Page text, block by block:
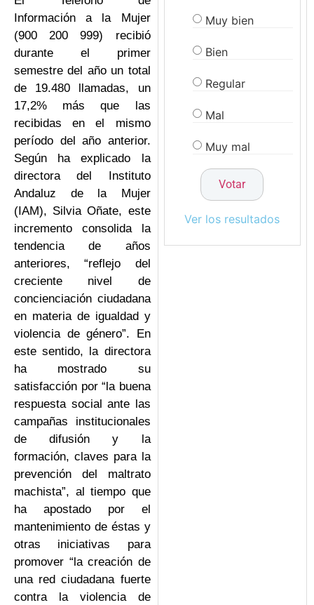
Información a la Mujer
(900 200 999) recibió
durante el primer
semestre del año un total
de 19.480 llamadas, un
17,2% más que las
recibidas en el mismo
período del año anterior.
Según ha explicado la
directora del Instituto
Andaluz de la Mujer
(IAM), Silvia Oñate, este
incremento consolida la
tendencia de años
anteriores, “reflejo del
creciente nivel de
concienciación ciudadana
en materia de igualdad y
violencia de género”. En
este sentido, la directora
ha mostrado su
satisfacción por “la buena
respuesta social ante las
campañas institucionales
de difusión y la
formación, claves para la
prevención del maltrato
machista”, al tiempo que
ha apostado por el
mantenimiento de éstas y
otras iniciativas para
promover “la creación de
una red ciudadana fuerte
contra la violencia de
Muy bien
Bien
Regular
Mal
Muy mal
Ver los resultados